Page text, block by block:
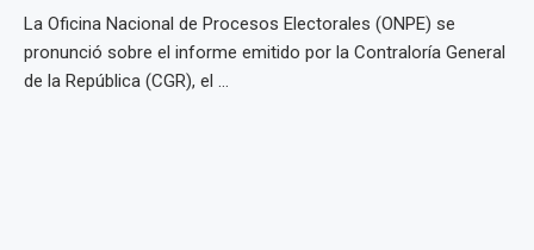
La Oficina Nacional de Procesos Electorales (ONPE) se
pronunció sobre el informe emitido por la Contraloría General
de la República (CGR), el ...